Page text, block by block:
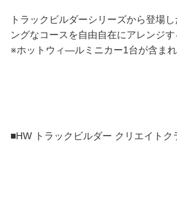
トラックビルダーシリーズから登場
ングなコースを自由自在にアレンジ
※ホットウィ―ルミニカー1台が含ま
■HW トラックビルダー クリエイトク